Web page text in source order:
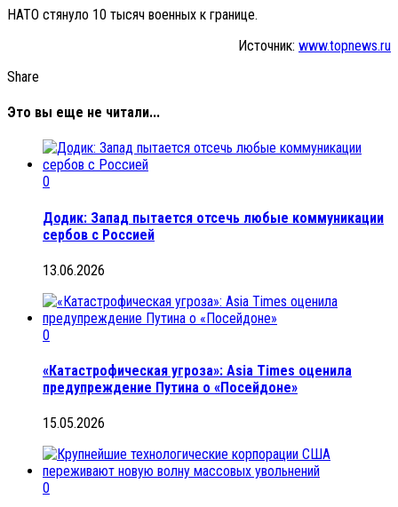
НАТО стянуло 10 тысяч военных к границе.
Источник: www.topnews.ru
Share
Это вы еще не читали...
0
Додик: Запад пытается отсечь любые коммуникации
сербов с Россией
13.06.2026
0
«Катастрофическая угроза»: Asia Times оценила
предупреждение Путина о «Посейдоне»
15.05.2026
0